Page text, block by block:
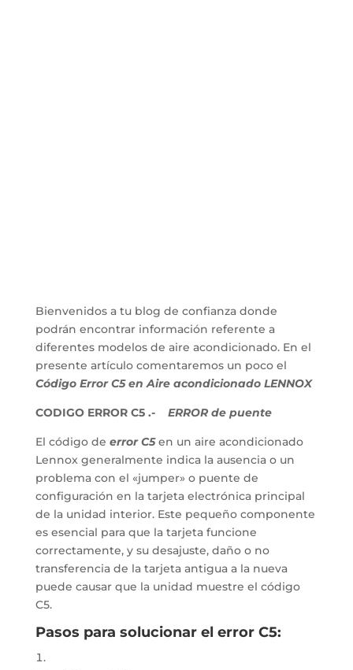
Bienvenidos a tu blog de confianza donde
podrán encontrar información referente a
diferentes modelos de aire acondicionado. En el
presente artículo comentaremos un poco el
Código Error C5 en Aire acondicionado LENNOX
CODIGO ERROR C5 .- ERROR de puente
El código de error C5en un aire acondicionado
Lennox generalmente indica la ausencia o un
problema con el «jumper» o puente de
configuración en la tarjeta electrónica principal
de la unidad interior. Este pequeño componente
es esencial para que la tarjeta funcione
correctamente, y su desajuste, daño o no
transferencia de la tarjeta antigua a la nueva
puede causar que la unidad muestre el código
C5.
Pasos para solucionar el error C5: